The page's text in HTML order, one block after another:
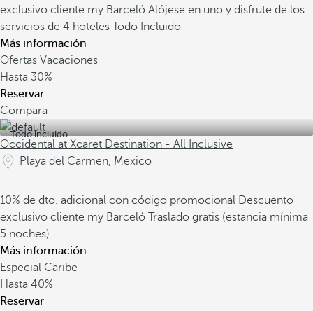
exclusivo cliente my Barceló Alójese en uno y disfrute de los
servicios de 4 hoteles Todo Incluido
Más información
Ofertas Vacaciones
Hasta 30%
Reservar
Compara
Todo incluido
Occidental at Xcaret Destination - All Inclusive
Playa del Carmen, Mexico
10% de dto. adicional con código promocional Descuento
exclusivo cliente my Barceló Traslado gratis (estancia mínima
5 noches)
Más información
Especial Caribe
Hasta 40%
Reservar